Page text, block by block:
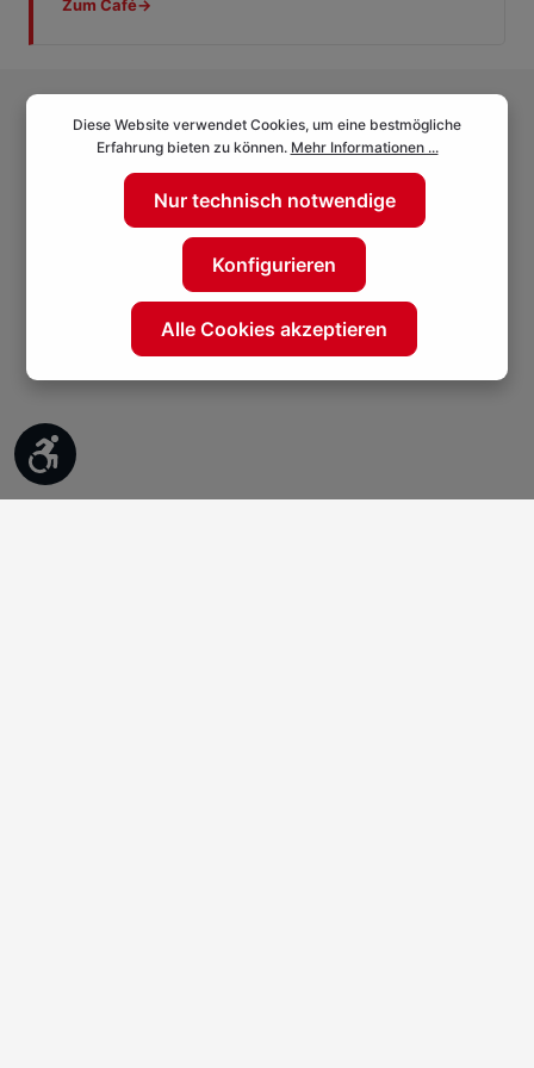
Zum Café→
Werkzeugleiste anzeigen
Diese Website verwendet Cookies, um eine bestmögliche
Erfahrung bieten zu können. Mehr Informationen ...
Nur technisch notwendige
Konfigurieren
Alle Cookies akzeptieren